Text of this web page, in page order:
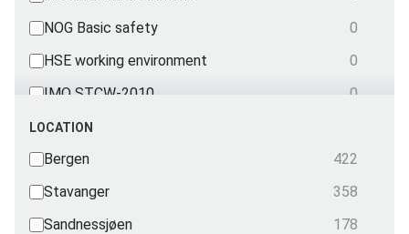
NOG Basic safety
0
HSE working environment
0
IMO STCW-2010
0
Mechanical courses
Nautical
0
OPITO
0
Radio
0
LOCATION
Bergen
422
Stavanger
358
Sandnessjøen
178